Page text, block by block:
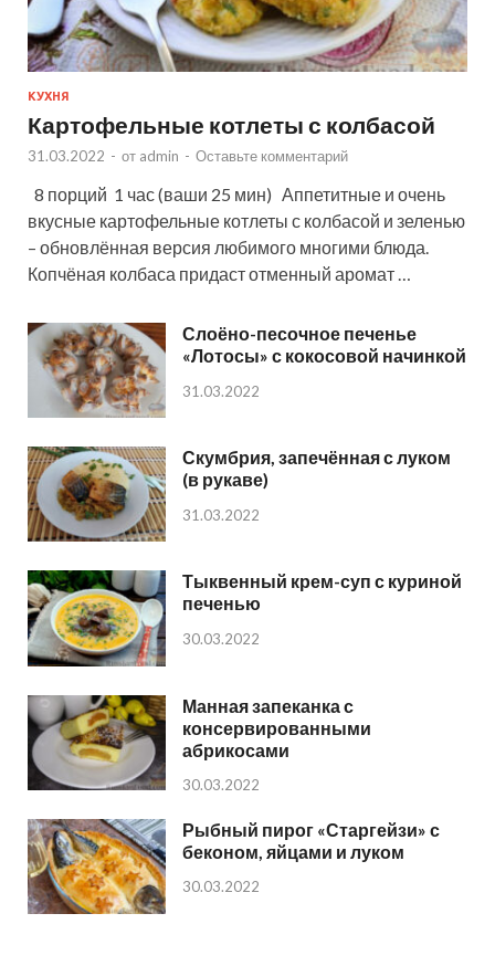
КУХНЯ
Картофельные котлеты с колбасой
31.03.2022 - от admin - Оставьте комментарий
8 порций 1 час (ваши 25 мин) Аппетитные и очень
вкусные картофельные котлеты с колбасой и зеленью
– обновлённая версия любимого многими блюда.
Копчёная колбаса придаст отменный аромат …
Слоёно-песочное печенье
«Лотосы» с кокосовой начинкой
31.03.2022
Скумбрия, запечённая с луком
(в рукаве)
31.03.2022
Тыквенный крем-суп с куриной
печенью
30.03.2022
Манная запеканка с
консервированными
абрикосами
30.03.2022
Рыбный пирог «Старгейзи» с
беконом, яйцами и луком
30.03.2022